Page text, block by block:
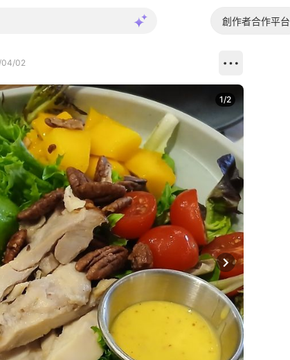
創作者合作平台
04/02
Next slide
1/2